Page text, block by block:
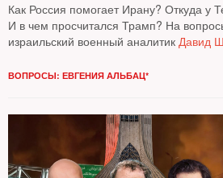
Как Россия помогает Ирану? Откуда у
И в чем просчитался Трамп? На
израильский военный аналитик Давид
ВОПРОСЫ: ЕВГЕНИЯ АЛЬБАЦ*